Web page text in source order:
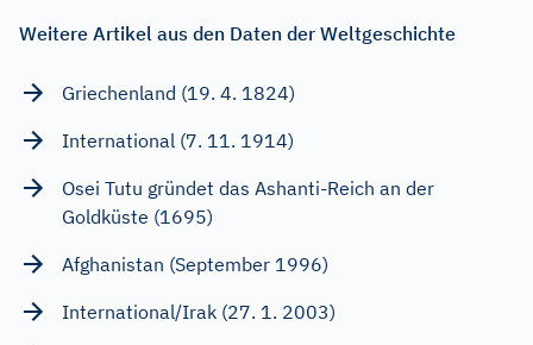
Weitere Artikel aus den Daten der Weltgeschichte
Griechenland (19. 4. 1824)
International (7. 11. 1914)
Osei Tutu gründet das Ashanti-Reich an der
Goldküste (1695)
Afghanistan (September 1996)
International/Irak (27. 1. 2003)